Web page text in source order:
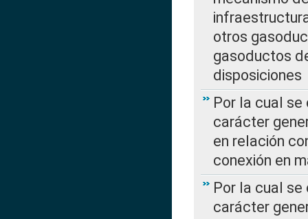
otros
gasoductos
disposiciones
Por la cual
carácter
en relación
conexión en
Por la cual
carácter